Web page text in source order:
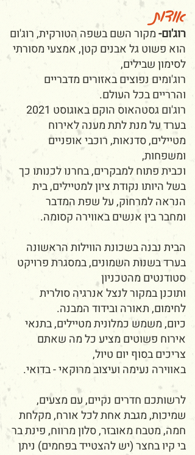
אודות
רוג'ום-מקור השם בשפה הטורקית, רוג'ום
הוא פשוט גל אבנים קטן, אמצעי מסורתי
לסימון שבילים,
רוג'ומים נפוצים באזורים מדבריים
והרריים בכל העולם.
רוג'ום גסטהאוס הוקם באוגוסט 2021
בערד על מנת לתת מענה לאירוח
מטיילים, סדנאות, רוכבי אופניים
ומשפחות,
וכבית פתוח למבקרים, בחרנו לכנותו כך
בשל היותו נקודת ציון למטיילים, בית
הנראה למרחוק, על שפת המדבר
ומחבר בין אנשים באווירה קסומה.
הבית נבנה בשכונת הווילות הראשונה
בערד בשנות השמונים, במסגרת פרויקט
סטודנטים מהטכניון
ותוכנן במקור לנצל אנרגיה סולרית
לחימום, תאורה ובידוד המבנה.
כיום, משמש כמלונית מטיילים, בתנאי
אירוח פשוטים מציע כל מה שאתם
צריכים בסוף יום טיול,
באווירה נעימה ועיצוב מרוקאי - בדואי.
לרשותכם חדרים נקיים, עם מצעים,
שמיכות, מגבת אחת לכל אורח, מקלחת
חמה, מטבח מאובזר, סלון מרווח, פינת בר
בי קיו בחצר (יש להצטייד בפחמים) ניתן